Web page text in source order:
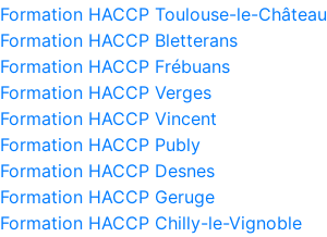
Formation HACCP Toulouse-le-Château
Formation HACCP Bletterans
Formation HACCP Frébuans
Formation HACCP Verges
Formation HACCP Vincent
Formation HACCP Publy
Formation HACCP Desnes
Formation HACCP Geruge
Formation HACCP Chilly-le-Vignoble